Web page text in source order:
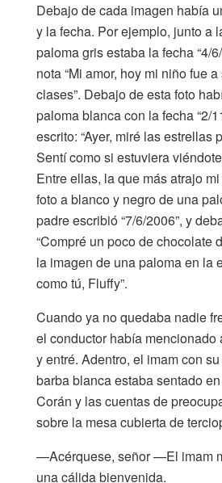
Debajo de cada imagen había
y la fecha. Por ejemplo, junto a
paloma gris estaba la fecha “4/
nota “Mi amor, hoy mi niño fue
clases”. Debajo de esta foto
paloma blanca con la fecha “2/
escrito: “Ayer, miré las estrellas
Sentí como si estuviera
Entre ellas, la que más atrajo
foto a blanco y negro de una
padre escribió “7/6/2006”, y
“Compré un poco de chocolate
la imagen de una paloma en la
como tú, Fluffy”.
Cuando ya no quedaba nadie
el conductor había mencionado
y entré. Adentro, el imam con
barba blanca estaba sentado
Corán y las cuentas de
sobre la mesa cubierta de
—Acérquese, señor —El imam
una cálida bienvenida.